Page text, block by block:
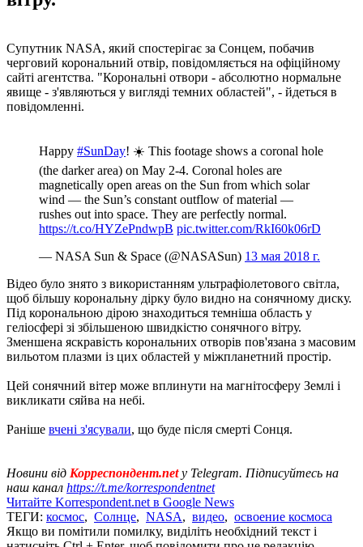
Супутник NASA, який спостерігає за Сонцем, побачив
черговий корональний отвір, повідомляється на офіційному
сайті агентства. "Корональні отвори - абсолютно нормальне
явище - з'являються у вигляді темних областей", - йдеться в
повідомленні.
Happy #SunDay! ☀️ This footage shows a coronal hole
(the darker area) on May 2-4. Coronal holes are
magnetically open areas on the Sun from which solar
wind — the Sun’s constant outflow of material —
rushes out into space. They are perfectly normal.
https://t.co/HYZePndwpB pic.twitter.com/RkI60k06rD
— NASA Sun & Space (@NASASun) 13 мая 2018 г.
Відео було знято з використанням ультрафіолетового світла,
щоб більшу корональну дірку було видно на сонячному диску.
Під корональною дірою знаходиться темніша область у
геліосфері зі збільшеною швидкістю сонячного вітру.
Зменшена яскравість корональних отворів пов'язана з масовим
вильотом плазми із цих областей у міжпланетний простір.
Цей сонячний вітер може вплинути на магнітосферу Землі і
викликати сяйва на небі.
Раніше вчені з'ясували, що буде після смерті Сонця.
Новини від Корреспондент.netу Telegram. Підписуйтесь на
наш канал https://t.me/korrespondentnet
Читайте Korrespondent.net в Google News
ТЕГИ: космос, Солнце, NASA, видео, освоение космоса
Якщо ви помітили помилку, виділіть необхідний текст і